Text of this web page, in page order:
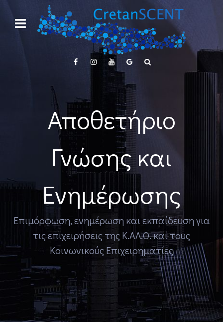
Αποθετήριο
Γνώσης και
Ενημέρωσης
Επιμόρφωση, ενημέρωση και εκπαίδευση για
τις επιχειρήσεις της Κ.ΑΛ.Ο. και τους
Κοινωνικούς Επιχειρηματίες